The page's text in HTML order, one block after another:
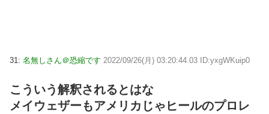
31: 名無しさん＠恐縮です 2022/09/26(月) 03:20:44.03 ID:yxgWKuip0
こういう解釈されるとはな
メイウェザーもアメリカじゃヒールのプロレ